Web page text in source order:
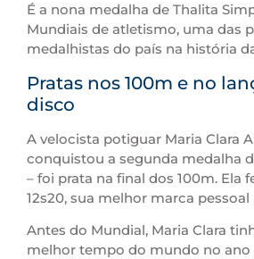
É a nona medalha de Thalita
Mundiais de atletismo, uma das
medalhistas do país na história
Pratas nos 100m e no
disco
A velocista potiguar Maria Clara
conquistou a segunda medalha
– foi prata na final dos 100m. Ela
12s20, sua melhor marca pessoal
Antes do Mundial, Maria Clara
melhor tempo do mundo no ano